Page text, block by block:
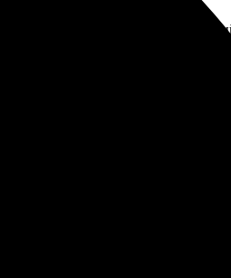
заказ. Получил
фото выглядят ярко и чётко.